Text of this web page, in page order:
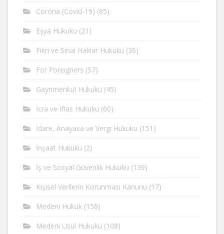
Corona (Covid-19) (85)
Eşya Hukuku (21)
Fikri ve Sinai Haklar Hukuku (36)
For Foreigners (57)
Gayrimenkul Hukuku (45)
İcra ve İflas Hukuku (60)
İdare, Anayasa ve Vergi Hukuku (151)
İnşaat Hukuku (2)
İş ve Sosyal Güvenlik Hukuku (139)
Kişisel Verilerin Korunması Kanunu (17)
Medeni Hukuk (158)
Medeni Usul Hukuku (108)